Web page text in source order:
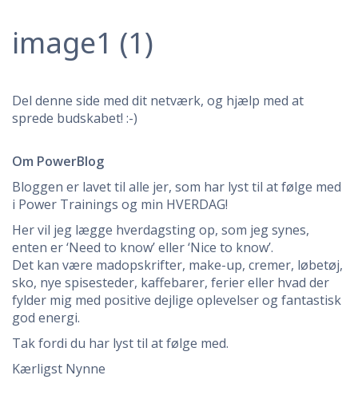
image1 (1)
Del denne side med dit netværk, og hjælp med at
sprede budskabet! :-)
Om PowerBlog
Bloggen er lavet til alle jer, som har lyst til at følge med
i Power Trainings og min HVERDAG!
Her vil jeg lægge hverdagsting op, som jeg synes,
enten er ‘Need to know’ eller ‘Nice to know’.
Det kan være madopskrifter, make-up, cremer, løbetøj,
sko, nye spisesteder, kaffebarer, ferier eller hvad der
fylder mig med positive dejlige oplevelser og fantastisk
god energi.
Tak fordi du har lyst til at følge med.
Kærligst Nynne